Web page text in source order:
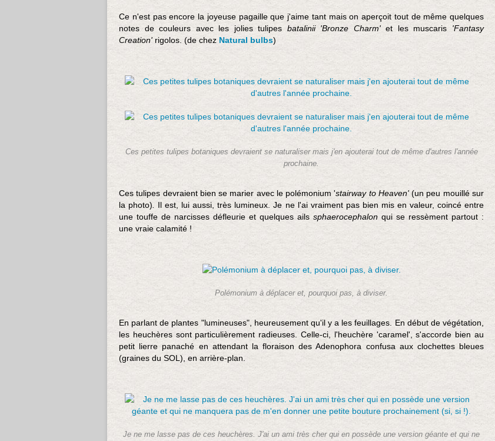
Ce n'est pas encore la joyeuse pagaille que j'aime tant mais on aperçoit tout de même quelques
notes de couleurs avec les jolies tulipes batalinii 'Bronze Charm'et les muscaris 'Fantasy
Creation' rigolos. (de chez Natural bulbs)
Ces petites tulipes botaniques devraient se naturaliser mais j'en ajouterai tout de même d'autres l'année
prochaine.
Ces tulipes devraient bien se marier avec le polémonium 'stairway to Heaven'(un peu mouillé sur
la photo)
Il est, lui aussi, très lumineux. Je ne l'ai vraiment pas bien mis en valeur, coincé entre
une touffe de narcisses défleurie et quelques ails sphaerocephalon qui se ressèment partout :
une vraie calamité !
Polémonium à déplacer et, pourquoi pas, à diviser.
En parlant de plantes "lumineuses", heureusement qu'il y a les feuillages. En début de végétation,
les heuchères sont particulièrement radieuses. Celle-ci, l'heuchère 'caramel', s'accorde bien au
petit lierre panaché en attendant la floraison des Adenophora confusa aux clochettes bleues
(graines du SOL), en arrière-plan.
Je ne me lasse pas de ces heuchères. J'ai un ami très cher qui en possède une version géante et qui ne